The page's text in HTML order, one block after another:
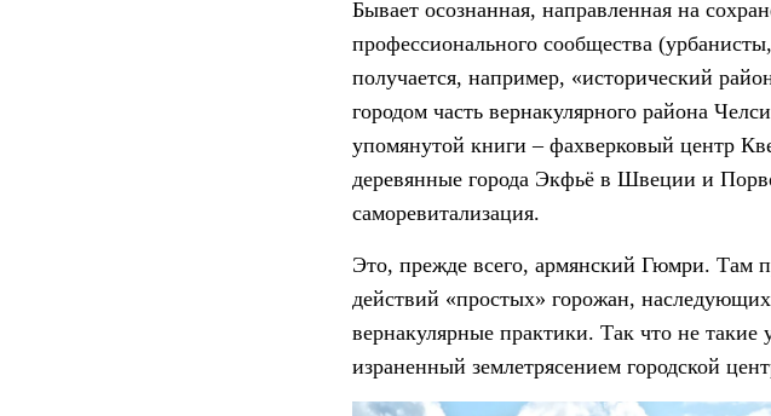
Бывает осознанная, направленная на
профессионального сообщества
получается, например, «исторический
городом часть вернакулярного района
упомянутой книги – фахверковый центр
деревянные города Экфьё в Швеции и
саморевитализация.
Это, прежде всего, армянский Гюмри. Там
действий «простых» горожан,
вернакулярные практики. Так что не
израненный землетрясением городской